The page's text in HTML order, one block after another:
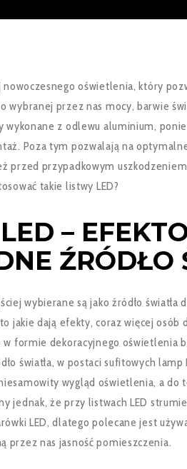
nowoczesnego oświetlenia, który
wybranej przez nas mocy, barwie
wykonane z odlewu aluminium,
Poza tym pozwalają na
przed przypadkowym
takie listwy LED?
–
wybierane są jako źródło światła
jakie dają efekty, coraz więcej osób
formie dekoracyjnego oświetlenia
światła, w postaci sufitowych lamp
wygląd oświetlenia, a do
jednak, że przy listwach LED
LED, dlatego polecane jest
przez nas jasność pomieszczenia.